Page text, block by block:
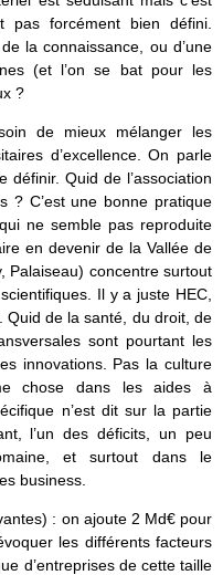
pas forcément bien défini.
la connaissance, ou d’une
(et l’on se bat pour les
?
de mieux mélanger les
d’excellence. On parle
définir. Quid de l’association
? C’est une bonne pratique
ne semble pas reproduite
en devenir de la Vallée de
Palaiseau) concentre surtout
Il y a juste HEC,
Quid de la santé, du droit, de
sont pourtant les
innovations. Pas la culture
chose dans les aides à
n’est dit sur la partie
l’un des déficits, un peu
et surtout dans le
business.
: on ajoute 2 Md€ pour
les différents facteurs
d’entreprises de cette taille